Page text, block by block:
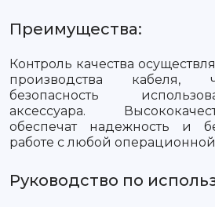
Преимущества:
Контроль качества
производства кабеля,
безопасность
аксессуара.
обеспечат надежность и
работе с любой
Руководство по